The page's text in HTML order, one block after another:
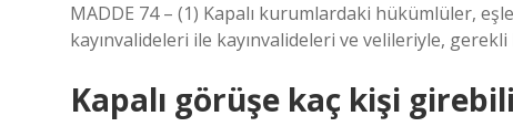
MADDE 74 – (1) Kapalı kurumlardaki hükümlüler,
kayınvalideleri ile kayınvalideleri ve velileriyle,
Kapalı görüşe kaç kişi